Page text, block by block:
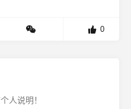
0
人说明！